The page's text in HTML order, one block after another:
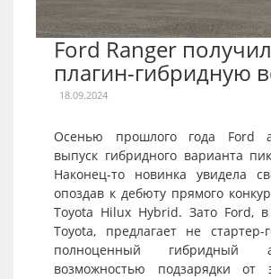
Ford Ranger получил
плагин-гибридную
18.09.2024
Осенью прошлого года Ford
выпуск гибридного варианта
Наконец-то новинка увидела
опоздав к дебюту прямого
Toyota Hilux Hybrid. Зато Ford,
Toyota, предлагает не стартер-
полноценный гибридный
возможностью подзарядки от